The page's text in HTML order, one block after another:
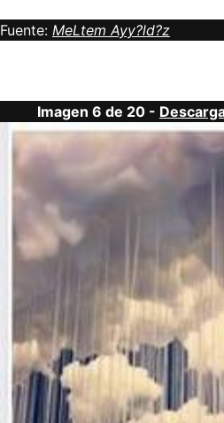
Fuente: MeLtem Ayy?ld?z
Imagen 6 de 20 -